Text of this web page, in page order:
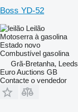
Boss YD-52
Leilão
Motoserra à gasolina
Estado novo
Combustível gasolina
Grã-Bretanha, Leeds
Euro Auctions GB
Contacte o vendedor